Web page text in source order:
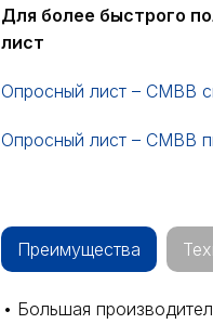
Для более быстрого
лист
Опросный лист – СМВВ
Опросный лист – СМВВ
Преимущества
• Большая